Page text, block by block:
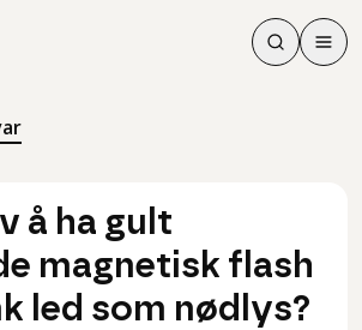
Søk
Søk
Meny
å ha gult
magnetisk flash
led som nødlys?